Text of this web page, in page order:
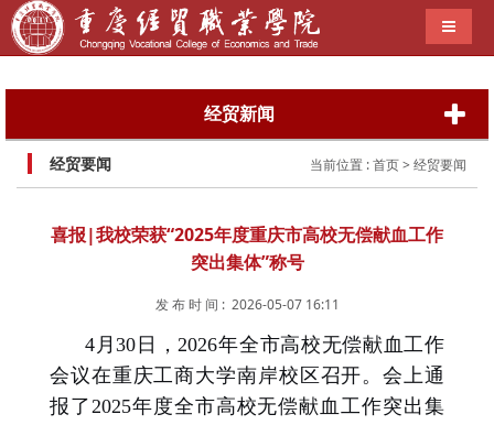
导航切
经贸新闻
经贸要闻 当前位置 :首页> 经贸要闻
喜报|我校荣获“2025年度重庆市高校无偿献血工作
突出集体”称号
发 布 时 间 : 2026-05-07 16:11
4月30日，2026年全市高校无偿献血工作
会议在重庆工商大学南岸校区召开。会上通
报了2025年度全市高校无偿献血工作突出集